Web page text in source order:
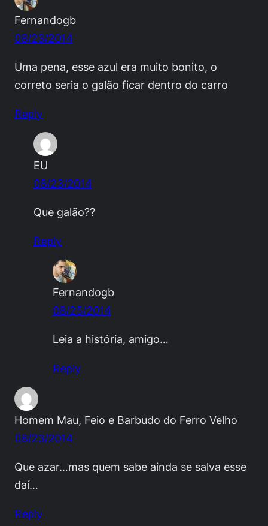
Fernandogb
08/23/2014
Uma pena, esse azul era muito bonito, o
correto seria o galão ficar dentro do carro
Reply
EU
08/23/2014
Que galão??
Reply
Fernandogb
08/25/2014
Leia a história, amigo…
Reply
Homem Mau, Feio e Barbudo do Ferro Velho
08/23/2014
Que azar…mas quem sabe ainda se salva esse
daí…
Reply